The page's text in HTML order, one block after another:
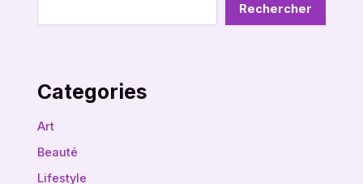
Rechercher
Categories
Art
Beauté
Lifestyle